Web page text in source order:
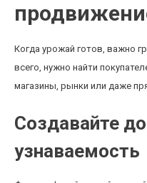
Когда урожай готов, важно
всего, нужно найти
магазины, рынки или даже
Создавайте
узнаваемость